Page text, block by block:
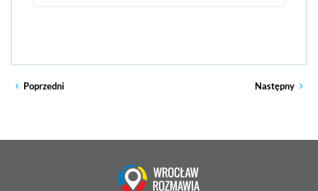
Poprzedni Następny